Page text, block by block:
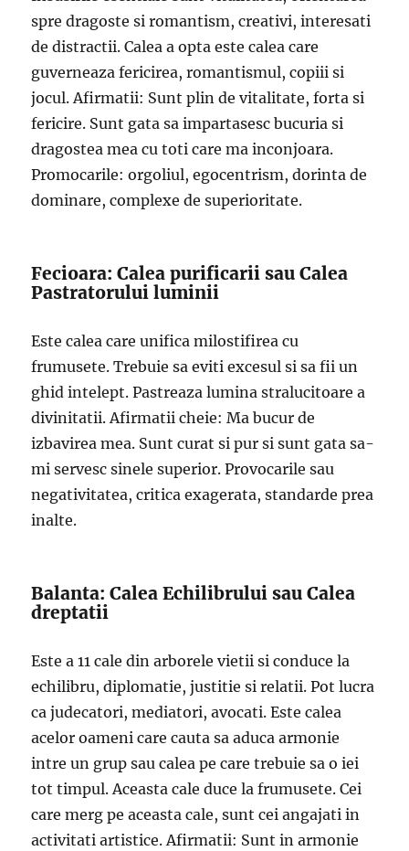
spre dragoste si romantism, creativi, interesati
de distractii. Calea a opta este calea care
guverneaza fericirea, romantismul, copiii si
jocul. Afirmatii: Sunt plin de vitalitate, forta si
fericire. Sunt gata sa impartasesc bucuria si
dragostea mea cu toti care ma inconjoara.
Promocarile: orgoliul, egocentrism, dorinta de
dominare, complexe de superioritate.
Fecioara: Calea purificarii sau Calea
Pastratorului luminii
Este calea care unifica milostifirea cu
frumusete. Trebuie sa eviti excesul si sa fii un
ghid intelept. Pastreaza lumina stralucitoare a
divinitatii. Afirmatii cheie: Ma bucur de
izbavirea mea. Sunt curat si pur si sunt gata sa-
mi servesc sinele superior. Provocarile sau
negativitatea, critica exagerata, standarde prea
inalte.
Balanta: Calea Echilibrului sau Calea
dreptatii
Este a 11 cale din arborele vietii si conduce la
echilibru, diplomatie, justitie si relatii. Pot lucra
ca judecatori, mediatori, avocati. Este calea
acelor oameni care cauta sa aduca armonie
intre un grup sau calea pe care trebuie sa o iei
tot timpul. Aceasta cale duce la frumusete. Cei
care merg pe aceasta cale, sunt cei angajati in
activitati artistice. Afirmatii: Sunt in armonie